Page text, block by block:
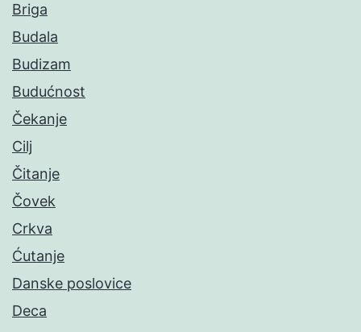
Briga
Budala
Budizam
Budućnost
Čekanje
Cilj
Čitanje
Čovek
Crkva
Ćutanje
Danske poslovice
Deca